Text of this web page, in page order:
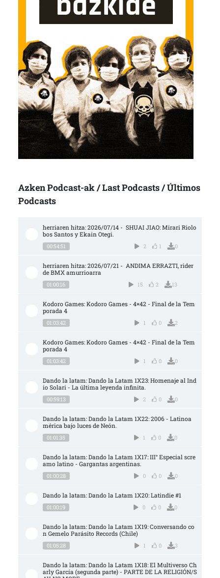
Azken Podcast-ak / Last Podcasts / Últimos
Podcasts
herriaren hitza: 2026/07/14 -  SHUAI JIAO: Mirari Riolo
bos Santos y Ekain Otegi.
00:54:51 2 1 0
herriaren hitza: 2026/07/21 -  ANDIMA ERRAZTI, rider
de BMX amurrioarra
01:00:16 15 2 13
Kodoro Games: Kodoro Games - 4×42 - Final de la Tem
porada 4
01:03:42 1 0 2
Kodoro Games: Kodoro Games - 4×42 - Final de la Tem
porada 4
01:03:42 1 0 0
Dando la latam: Dando la Latam 1X23: Homenaje al Ind
io Solari - La última leyenda infinita.
00:59:13 2 0 0
Dando la latam: Dando la Latam 1X22: 2006 - Latinoa
mérica bajo luces de Neón.
01:01:35 1 0 0
Dando la latam: Dando la Latam 1X17: III° Especial scre
amo latino - Gargantas argentinas.
01:00:28 0 0 0
Dando la latam: Dando la Latam 1X20: Latindie #1
01:00:19 0 0 0
Dando la latam: Dando la Latam 1X19: Conversando co
n Gemelo Parásito Records (Chile)
01:05:28 1 0 3
Dando la latam: Dando la Latam 1X18: El Multiverso Ch
arly García (segunda parte) - PARTE DE LA RELIGIÓN/S